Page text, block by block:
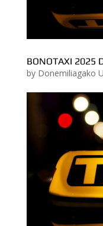
BONOTAXI 2025
by Donemiliagako